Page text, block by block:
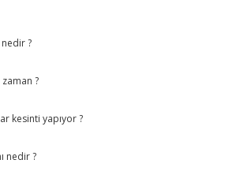
nedir ?
zaman ?
kesinti yapıyor ?
nedir ?